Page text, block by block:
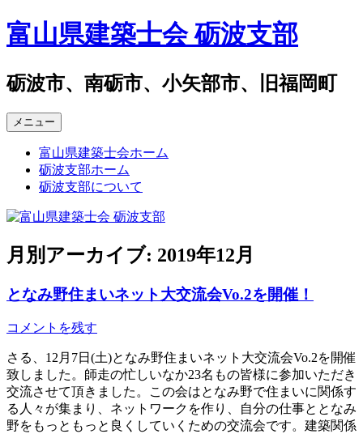
コ
ン
ン
ツ
へ
ス
富山県建築士会 砺波支部
砺波市、南砺市、小矢部市、旧福岡町
メニュー
富山県建築士会ホーム
砺波支部ホーム
砺波支部について
月別アーカイブ: 2019年12月
となみ野住まいネット大交流会Vo.2を開催！
コメントを残す
さる、12月7日(土)となみ野住まいネット大交流会Vo.2を開催
致しました。師走の忙しいなか23名もの皆様に参加いただき
交流させて頂きました。この会はとなみ野で住まいに関係す
る人々が集まり、ネットワークを作り、自分の仕事ととなみ
野をもっともっと良くしていくための交流会です。建築関係